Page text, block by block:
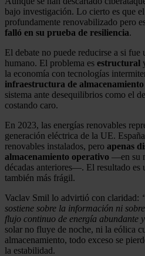
bajo investigación. Lo cierto es que
profundamente renovabilizado pero
falló en su prueba de resiliencia.
El debate no puede reducirse a si
humano. El problema es estructural
la economía con tecnologías
infraestructura de almacenamiento
sistema ante desequilibrios como el
costando caro.
En 2023, las energías renovables
generación eléctrica de la UE.
renovables instalados, pero apenas
almacenamiento operativo —en su
décadas anteriores—. El resultado es
también más frágil.
Vaclav Smil lo advirtió con claridad:
sostiene sobre la información ni
flujo continuo de energía abundante
solar no fluye de noche, ni la eólica
almacenamiento, todo exceso se
la estabilidad.